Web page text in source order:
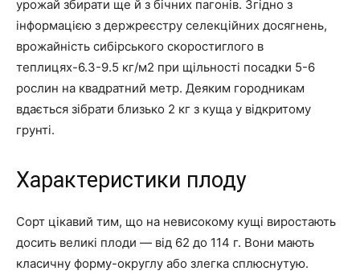
урожай збирати ще й з бічних пагонів. Згідно з
інформацією з держреєстру селекційних досягнень,
врожайність сибірського скоростиглого в
теплицях-6.3-9.5 кг/м2 при щільності посадки 5-6
рослин на квадратний метр. Деяким городникам
вдається зібрати близько 2 кг з куща у відкритому
грунті.
Характеристики плоду
Сорт цікавий тим, що на невисокому кущі виростають
досить великі плоди — від 62 до 114 г. Вони мають
класичну форму-округлу або злегка сплюснутую.